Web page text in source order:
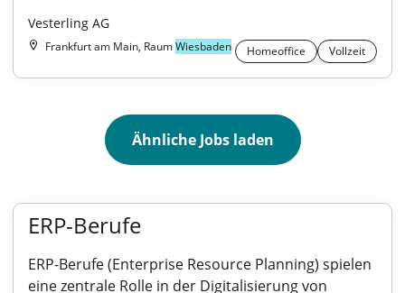
Vesterling AG
Frankfurt am Main, RaumWiesbaden Homeoffice Vollzeit
Ähnliche Jobs laden
ERP-Berufe
ERP-Berufe (Enterprise Resource Planning) spielen
eine zentrale Rolle in der Digitalisierung von